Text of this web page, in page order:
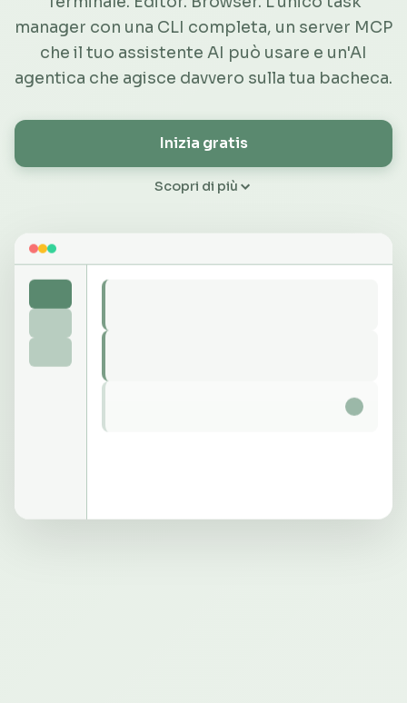
manager con una CLI completa, un server MCP
che il tuo assistente AI può usare e un'AI
agentica che agisce davvero sulla tua bacheca.
Inizia gratis
Scopri di più